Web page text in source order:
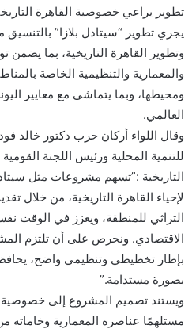
تطوير يراعي خصوصية القاهرة
يجري تطوير “سيتادل بلازا” بالتنسيق
وتطوير القاهرة التاريخية، بما يضمن
والمعمارية والتنظيمية الخاصة
ومحيطها، وبما يتماشى مع معايير
العالمي.
وقال اللواء أركان حرب دكتور خالد
للتنمية المحلية ورئيس اللجنة
التاريخية :”تسهم مشروعات مثل
لإحياء القاهرة التاريخية، من خلال
التراثي للمنطقة، ويعزز في الوقت
الاقتصادي. ونحرص على أن تلتزم
بإطار تخطيطي وتنظيمي واضح، يحافظ
بصورة مستدامة.”
ويستند تصميم المشروع إلى خصوصية
مستلهمًا عناصره المعمارية وخاماته